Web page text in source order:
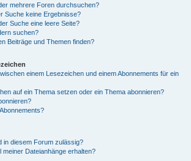
mehrere Foren durchsuchen?
Suche keine Ergebnisse?
Suche eine leere Seite?
suchen?
Beiträge und Themen finden?
einem Lesezeichen und einem Abonnements für ein
auf ein Thema setzen oder ein Thema abonnieren?
in diesem Forum zulässig?
meiner Dateianhänge erhalten?